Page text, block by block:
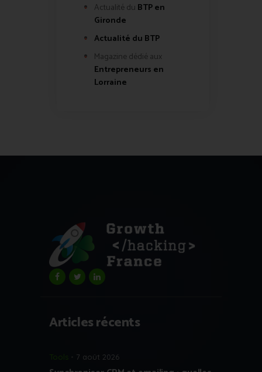
Actualité du BTP en
Gironde
Actualité du BTP
Magazine dédié aux
Entrepreneurs en
Lorraine
Articles récents
Tools 7 août 2026